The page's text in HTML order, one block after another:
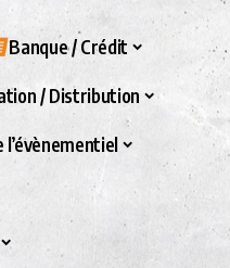
Banque / Crédit
/ Distribution